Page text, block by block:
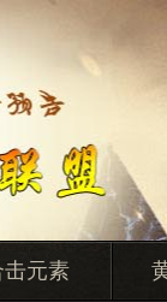
击元素